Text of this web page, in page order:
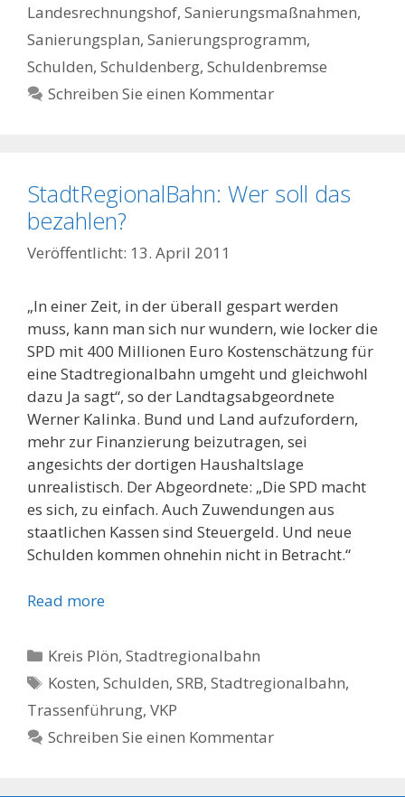
Landesrechnungshof, Sanierungsmaßnahmen,
Sanierungsplan, Sanierungsprogramm,
Schulden, Schuldenberg, Schuldenbremse
Schreiben Sie einen Kommentar
StadtRegionalBahn: Wer soll das
bezahlen?
13. April 2011
„In einer Zeit, in der überall gespart werden
muss, kann man sich nur wundern, wie locker die
SPD mit 400 Millionen Euro Kostenschätzung für
eine Stadtregionalbahn umgeht und gleichwohl
dazu Ja sagt“, so der Landtagsabgeordnete
Werner Kalinka. Bund und Land aufzufordern,
mehr zur Finanzierung beizutragen, sei
angesichts der dortigen Haushaltslage
unrealistisch. Der Abgeordnete: „Die SPD macht
es sich, zu einfach. Auch Zuwendungen aus
staatlichen Kassen sind Steuergeld. Und neue
Schulden kommen ohnehin nicht in Betracht.“
Read more
Kategorien
Kreis Plön,Stadtregionalbahn
Schlagwörter
Kosten,Schulden,SRB,Stadtregionalbahn,
Trassenführung, VKP
Schreiben Sie einen Kommentar